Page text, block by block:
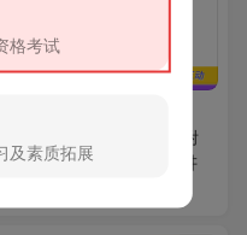
（一）核心词汇全突破【附
清视频讲解】（下）AI讲
格考试
及素质拓展